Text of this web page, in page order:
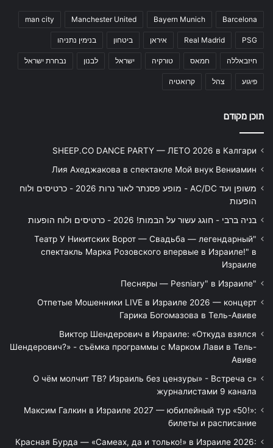
Barcelona
Bayern Munich
Manchester United
man city
PSG
Real Madrid איראן ביטחון בנימין נתניהו
חיזבאללה חמאס טורקיה ישראל לבנון נבחרת ישראל
פיגוע צהל קרואטיה
תוכן מקודם
SHEEP.CO DANCE PARTY — ЛЕТО 2026 в Калгари
Лия Ахеджакова в спектакле Мой внук Вениамин
משופן ועד AC/DC - מופע פסנתר לאור נרות 2026 - כרטיסים ולוח
הופעות
בניה ברבי - חוגג עשור על הבמות! 2026 - כרטיסים ולוח הופעות
"Театр У Никитских Ворот — Свадьба — легендарный
спектакль Марка Розовского впервые в Израиле!" в
Израиле
"Песняры — Pesniary" в Израиле
Отпетые Мошенники LIVE в Израиле 2026 — концерт
Гарика Богомазова в Тель-Авиве
Виктор Шендерович в Израиле: «Откуда взялся
Шендерович?» - съёмка программы с Марком Лави в Тель-
Авиве
«О чём молчит ТВ? Израиль без цензуры» - Встреча с
журналистами 9 канала
Максим Галкин в Израиле 2027 — юбилейный тур «50!»:
билеты и расписание
Красная Бурда — «Самеах, да и только!» в Израиле 2026: